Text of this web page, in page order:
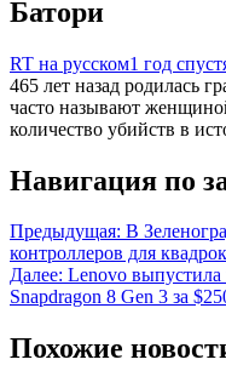
Батори
RT на русском1 год
465 лет назад родилась
часто называют
количество убийств в
Навигация по
Предыдущая: В
контроллеров для
Далее: Lenovo
Snapdragon 8 Gen 3 за
Похожие